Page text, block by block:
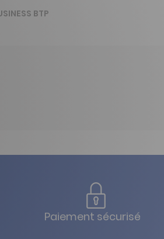
BTP
Paiement sécurisé